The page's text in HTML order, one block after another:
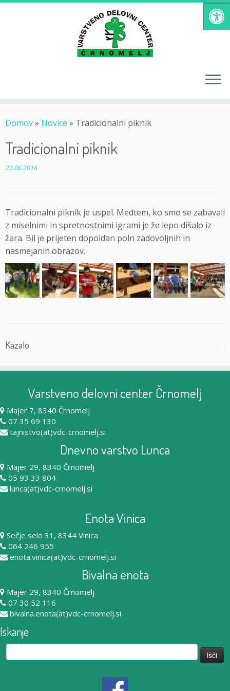
Skoči
Domov» Novice » Tradicionalni piknik
Tradicionalni piknik
20.06.2016
Tradicionalni piknik je uspel. Medtem, ko smo se zabavali
z miselnimi in spretnostnimi igrami je že lepo dišalo iz
žara. Bil je prijeten dopoldan poln zadovoljnih in
nasmejanih obrazov.
Kazalo
Varstveno delovni center Črnomelj
Majer 7, 8340 Črnomelj
07 35 69 130
tajnistvo(at)vdc-crnomelj.si
Dnevno varstvo Lunca
Majer 29, 8340 Črnomelj
05 93 33 804
lunca(at)vdc-crnomelj.si
Enota Vinica
Sečje selo 31, 8344 Vinica
064 246 955
enota.vinica(at)vdc-crnomelj.si
Bivalna enota
Majer 29, 8340 Črnomelj
07 30 52 116
bivalna.enota(at)vdc-crnomelj.si
Iskanje